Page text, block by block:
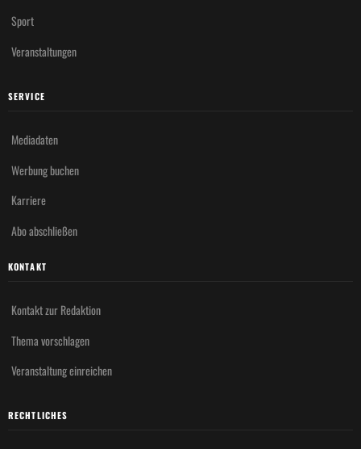
Sport
Veranstaltungen
SERVICE
Mediadaten
Werbung buchen
Karriere
Abo abschließen
KONTAKT
Kontakt zur Redaktion
Thema vorschlagen
Veranstaltung einreichen
RECHTLICHES